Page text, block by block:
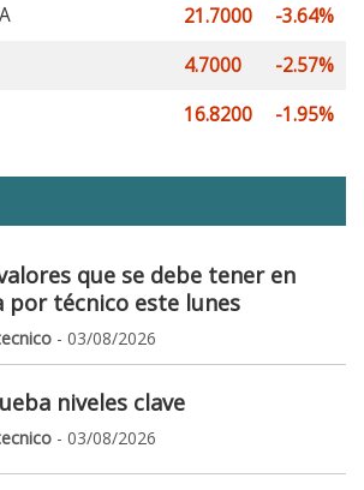
21.7000
-3.64%
4.7000
-2.57%
16.8200 -1.95%
que se debe tener en
por técnico este lunes
- 03/08/2026
niveles clave
- 03/08/2026